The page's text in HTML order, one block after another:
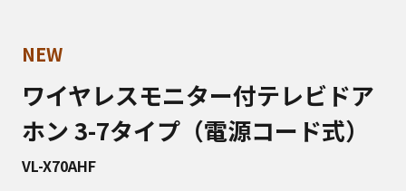
NEW
ワイヤレスモニター付テレビドア
ホン 3-7タイプ（電源コード式）
VL-X70AHF